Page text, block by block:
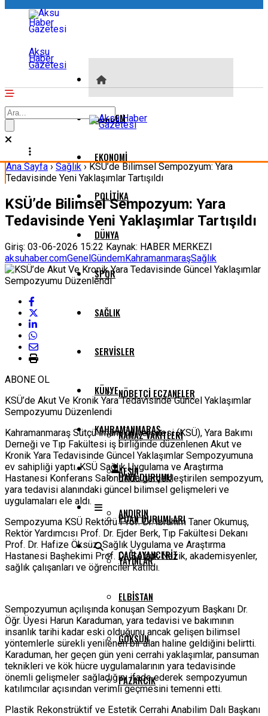
Aksu
Haber
Gazetesi
GÜNDEM
EKONOMI
POLITIKA
DÜNYA
SPOR
SAĞLIK
SERVISLER
NÖBETÇI ECZANELER
NAMAZ VAKITLERI
HAVA DURUMU
PUAN DURUMLARI
YAYINLAR
KÜNYE
KAHRAMANMARAŞ
AFŞIN
ANDIRIN
ÇAĞLAYANCERIT
ELBISTAN
GÖKSUN
PAZARCIK
Ana Sayfa›Sağlık›KSÜ’de Bilimsel Sempozyum: Yara
Tedavisinde Yeni Yaklaşımlar Tartışıldı
KSÜ’de Bilimsel Sempozyum: Yara
Tedavisinde Yeni Yaklaşımlar Tartışıldı
Giriş: 03-06-2026 15:22 Kaynak: HABER MERKEZI
aksuhaber.comGenelGündemKahramanmaraşSağlık
ABONE OL
KSÜ’de Akut Ve Kronik Yara Tedavisinde Güncel Yaklaşımlar
Sempozyumu Düzenlendi
Kahramanmaraş Sütçü İmam Üniversitesi (KSÜ), Yara Bakımı
Derneği ve Tıp Fakültesi iş birliğinde düzenlenen Akut ve
Kronik Yara Tedavisinde Güncel Yaklaşımlar Sempozyumuna
ev sahipliği yaptı. KSÜ Sağlık Uygulama ve Araştırma
Hastanesi Konferans Salonu’nda gerçekleştirilen sempozyum,
yara tedavisi alanındaki güncel bilimsel gelişmeleri ve
uygulamaları ele aldı.
Sempozyuma KSÜ Rektörü Prof. Dr. İbrahim Taner Okumuş,
Rektör Yardımcısı Prof. Dr. Ejder Berk, Tıp Fakültesi Dekanı
Prof. Dr. Hafize Öksüz, Sağlık Uygulama ve Araştırma
Hastanesi Başhekimi Prof. Dr. Selçuk Nazik, akademisyenler,
sağlık çalışanları ve öğrenciler katıldı.
Sempozyumun açılışında konuşan Sempozyum Başkanı Dr.
Öğr. Üyesi Harun Karaduman, yara tedavisi ve bakımının
insanlık tarihi kadar eski olduğunu ancak gelişen bilimsel
yöntemlerle sürekli yenilenen bir alan haline geldiğini belirtti.
Karaduman, her geçen gün yeni cerrahi yaklaşımlar, pansuman
teknikleri ve kök hücre uygulamalarının yara tedavisinde
önemli gelişmeler sağladığını ifade ederek sempozyumun
katılımcılar açısından verimli geçmesini temenni etti.
Plastik Rekonstrüktif ve Estetik Cerrahi Anabilim Dalı Başkanı